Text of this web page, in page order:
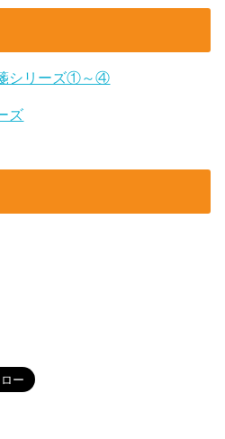
シリーズ①～④
ズ